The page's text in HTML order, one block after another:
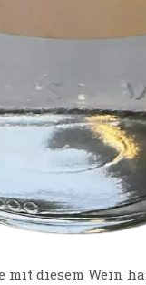
mit diesem Wein